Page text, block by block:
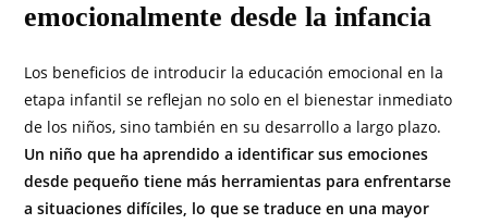
emocionalmente desde la infancia
Los beneficios de introducir la educación emocional en la
etapa infantil se reflejan no solo en el bienestar inmediato
de los niños, sino también en su desarrollo a largo plazo.
Un niño que ha aprendido a identificar sus emociones
desde pequeño tiene más herramientas para enfrentarse
a situaciones difíciles, lo que se traduce en una mayor